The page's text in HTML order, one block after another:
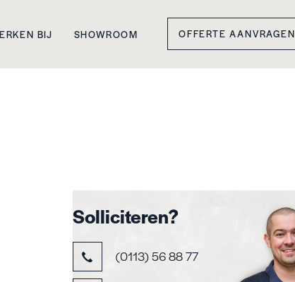
BIJ SHOWROOM OFFERTE AANVRAGEN
Solliciteren?
(0113) 56 88 77